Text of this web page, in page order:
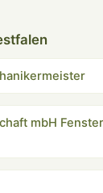
mbH Fenster